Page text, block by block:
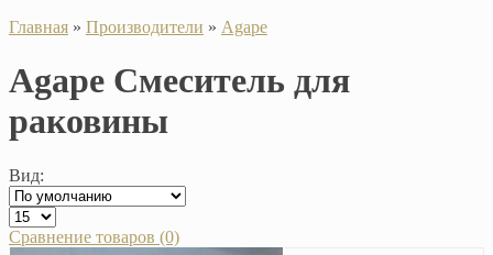
Главная » Производители » Agape
Agape Смеситель для
раковины
Вид:
Сравнение товаров (0)